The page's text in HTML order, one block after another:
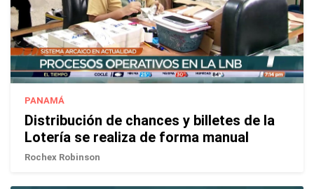
PANAMÁ
Distribución de chances y billetes de la
Lotería se realiza de forma manual
Rochex Robinson